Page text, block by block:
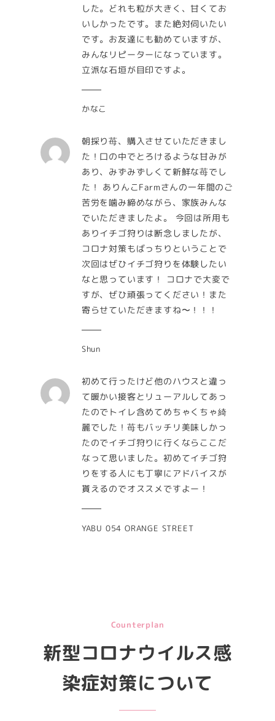
した。どれも粒が大きく、甘くてお
いしかったです。また絶対伺いたい
です。お友達にも勧めていますが、
みんなリピーターになっています。
立派な石垣が目印ですよ。
かなこ
朝採り苺、購入させていただきまし
た！口の中でとろけるような甘みが
あり、みずみずしくて新鮮な苺でし
た！ ありんこFarmさんの一年間のご
苦労を噛み締めながら、家族みんな
でいただきましたよ。 今回は所用も
ありイチゴ狩りは断念しましたが、
コロナ対策もばっちりということで
次回はぜひイチゴ狩りを体験したい
なと思っています！ コロナで大変で
すが、ぜひ頑張ってください！また
寄らせていただきますね〜！！！
Shun
初めて行ったけど他のハウスと違っ
て暖かい接客とリューアルしてあっ
たのでトイレ含めてめちゃくちゃ綺
麗でした！苺もバッチリ美味しかっ
たのでイチゴ狩りに行くならここだ
なって思いました。初めてイチゴ狩
りをする人にも丁寧にアドバイスが
貰えるのでオススメですよー！
YABU 054 ORANGE STREET
Counterplan
新型コロナウイルス感
染症対策について